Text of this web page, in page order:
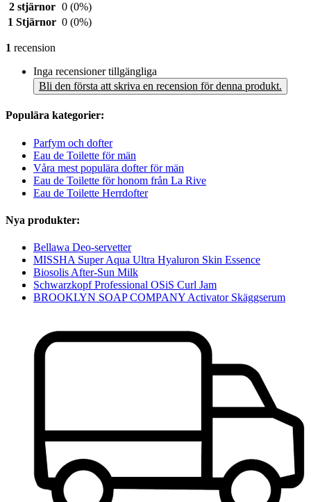
2 stjärnor 0 (0%)
1 Stjärnor 0 (0%)
1 recension
Inga recensioner tillgängliga
Bli den första att skriva en recension för denna produkt.
Populära kategorier:
Parfym och dofter
Eau de Toilette för män
Våra mest populära dofter för män
Eau de Toilette för honom från La Rive
Eau de Toilette Herrdofter
Nya produkter:
Bellawa Deo-servetter
MISSHA Super Aqua Ultra Hyaluron Skin Essence
Biosolis After-Sun Milk
Schwarzkopf Professional OSiS Curl Jam
BROOKLYN SOAP COMPANY Activator Skäggserum